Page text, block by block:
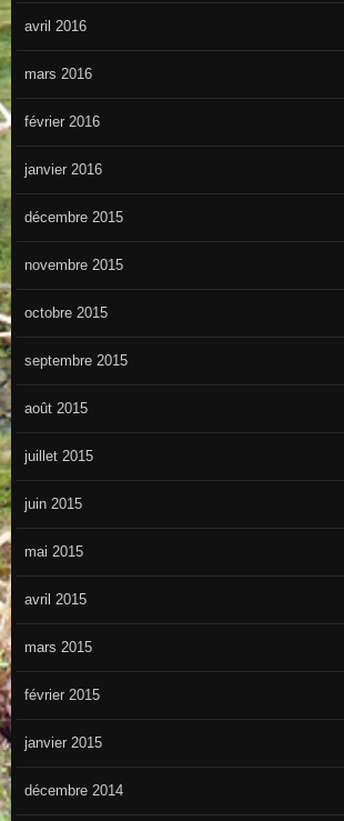
avril 2016
mars 2016
février 2016
janvier 2016
décembre 2015
novembre 2015
octobre 2015
septembre 2015
août 2015
juillet 2015
juin 2015
mai 2015
avril 2015
mars 2015
février 2015
janvier 2015
décembre 2014